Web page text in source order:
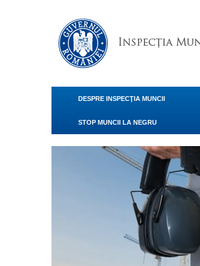
DESPRE INSPECŢIA MUNCII
STOP MUNCII LA NEGRU